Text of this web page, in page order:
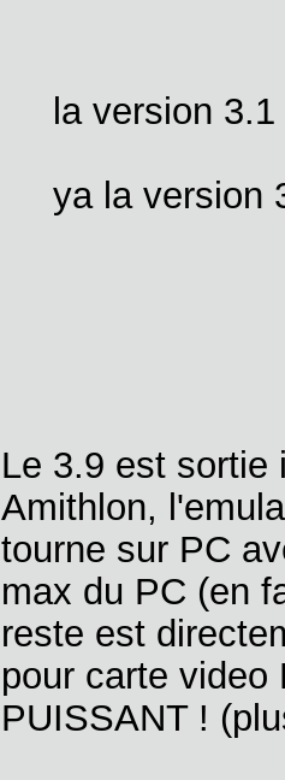
la version
ya la version
Le 3.9 est sortie
Amithlon,
tourne sur PC
max du PC (en
reste est
pour carte
PUISSANT !